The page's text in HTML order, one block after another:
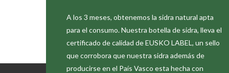
A los 3 meses, obtenemos la sidra natural apta
para el consumo. Nuestra botella de sidra, lleva el
certificado de calidad de EUSKO LABEL, un sello
que corrobora que nuestra sidra además de
producirse en el País Vasco esta hecha con